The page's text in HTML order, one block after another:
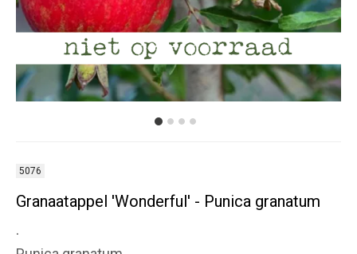
5076
Granaatappel 'Wonderful' - Punica granatum
.